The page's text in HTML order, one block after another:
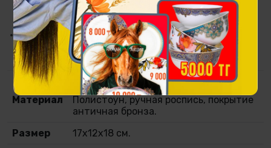
Авторы монумента: Ғазиз Ешкенов, Айдар Жамхан, Ұлағат
Ақжолтай.
Статуэтка является миниатюрной копией этого
монумента.
Материал
Полистоун, ручная роспись, покрытие
античная бронза.
Размер
17х12х18 см.